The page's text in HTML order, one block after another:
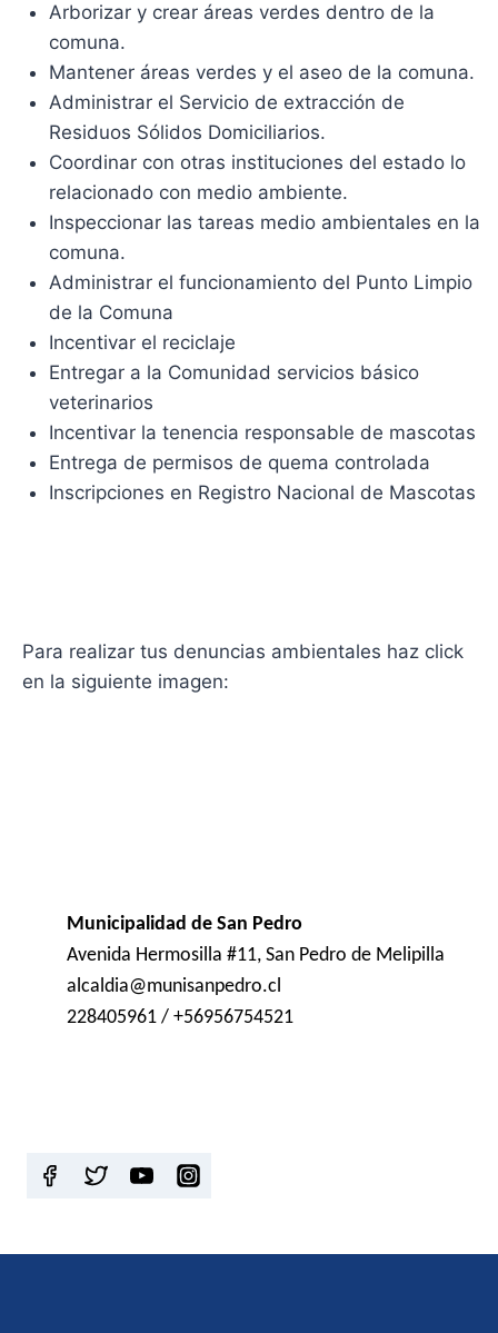
Arborizar y crear áreas verdes dentro de la
comuna.
Mantener áreas verdes y el aseo de la comuna.
Administrar el Servicio de extracción de
Residuos Sólidos Domiciliarios.
Coordinar con otras instituciones del estado lo
relacionado con medio ambiente.
Inspeccionar las tareas medio ambientales en la
comuna.
Administrar el funcionamiento del Punto Limpio
de la Comuna
Incentivar el reciclaje
Entregar a la Comunidad servicios básico
veterinarios
Incentivar la tenencia responsable de mascotas
Entrega de permisos de quema controlada
Inscripciones en Registro Nacional de Mascotas
Para realizar tus denuncias ambientales haz click
en la siguiente imagen:
Municipalidad de San Pedro
Avenida Hermosilla #11, San Pedro de Melipilla
alcaldia@munisanpedro.cl
228405961 / +56956754521